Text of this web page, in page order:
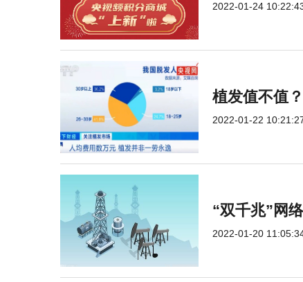
2022-01-24
植发值不值
2022-01-22
“双千兆”网
2022-01-20